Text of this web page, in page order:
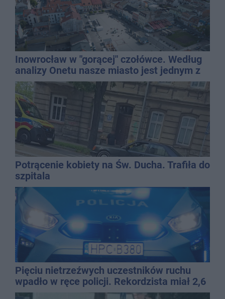
Inowrocław w "gorącej" czołówce. Według
analizy Onetu nasze miasto jest jednym z
najbardziej narażonych na upały
Potrącenie kobiety na Św. Ducha. Trafiła do
szpitala
Pięciu nietrzeźwych uczestników ruchu
wpadło w ręce policji. Rekordzista miał 2,6
promila